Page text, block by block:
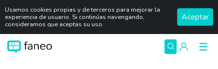
Usamos cookies propias y de terceros para mejorar la
experiencia de usuario. Si continúas navengando,
consideramos que aceptas su uso.
Aceptar